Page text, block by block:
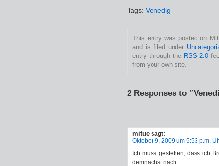
Tags: Venedig
This entry was posted on
and is filed under
entry through the RSS 2.0
from your own site.
2 Responses to
mitue sagt:
Oktober 9, 2009 um 5:53 p.m.
Ich muss gestehen, dass ich
demnächst nach.